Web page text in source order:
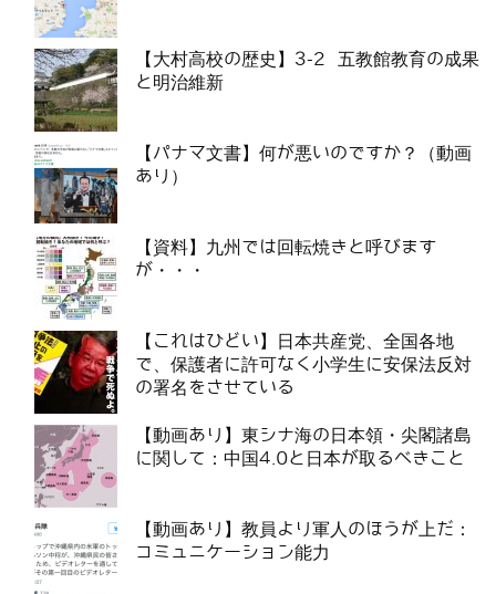
【大村高校の歴史】3-2 五教館教育の成果
と明治維新
【パナマ文書】何が悪いのですか？（動画
あり）
【資料】九州では回転焼きと呼びます
が・・・
【これはひどい】日本共産党、全国各地
で、保護者に許可なく小学生に安保法反対
の署名をさせている
【動画あり】東シナ海の日本領・尖閣諸島
に関して：中国4.0と日本が取るべきこと
【動画あり】教員より軍人のほうが上だ：
コミュニケーション能力